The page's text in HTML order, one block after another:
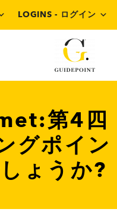
LOGINS - ログイン
第4四
グポイン
ょうか?